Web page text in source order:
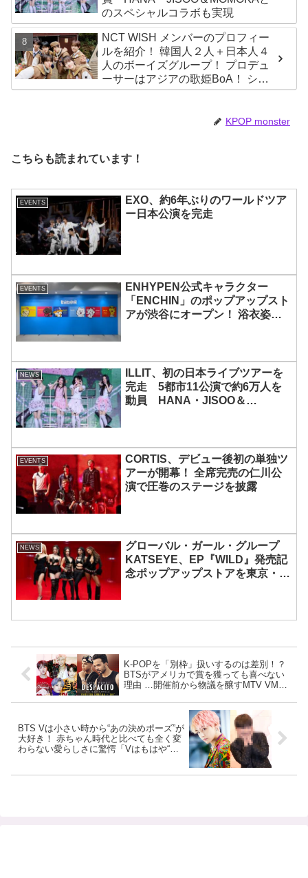
のスペシャルコラボも実現
NCT WISH メンバーのプロフィー
ルを紹介！ 韓国人２人＋日本人４
人のボーイズグループ！ プロデュ
ーサーはアジアの歌姫BoA！ シオ
ン、ジェヒ、リク、ユウシ、リョ
KPOP monster
こちらも読まれています！
EVENTS
EXO、約6年ぶりのワールドツア
ー日本公演を完走
EVENTS
ENHYPEN公式キャラクター
「ENCHIN」のポップアップスト
アが渋谷にオープン！ 浴衣姿の
NEWS
ILLIT、初の日本ライブツアーを
完走 5都市11公演で約6万人を
動員 HANA・JISOO＆
EVENTS
CORTIS、デビュー後初の単独ツ
アーが開幕！ 全席完売の仁川公
演で圧巻のステージを披露
NEWS
グローバル・ガール・グループ
KATSEYE、EP『WILD』発売記
念ポップアップストアを東京・原
K-POPを「別枠」扱いするのは差別！？
BTSがアメリカで賞を獲っても喜べない
理由 …開催前から物議を醸すMTV VMAs
BTS Vは小さい時から“あの決めポーズ”が
大好き！ 赤ちゃん時代と比べても全く変
わらない愛らしさに驚愕「Vはもはや“年